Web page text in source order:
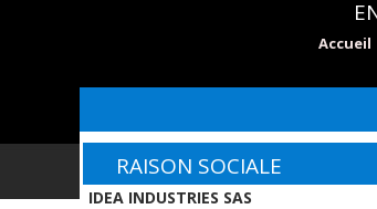
Accueil
RAISON SOCIALE
IDEA INDUSTRIES SAS